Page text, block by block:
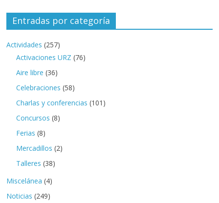
Entradas por categoría
Actividades (257)
Activaciones URZ (76)
Aire libre (36)
Celebraciones (58)
Charlas y conferencias (101)
Concursos (8)
Ferias (8)
Mercadillos (2)
Talleres (38)
Miscelánea (4)
Noticias (249)